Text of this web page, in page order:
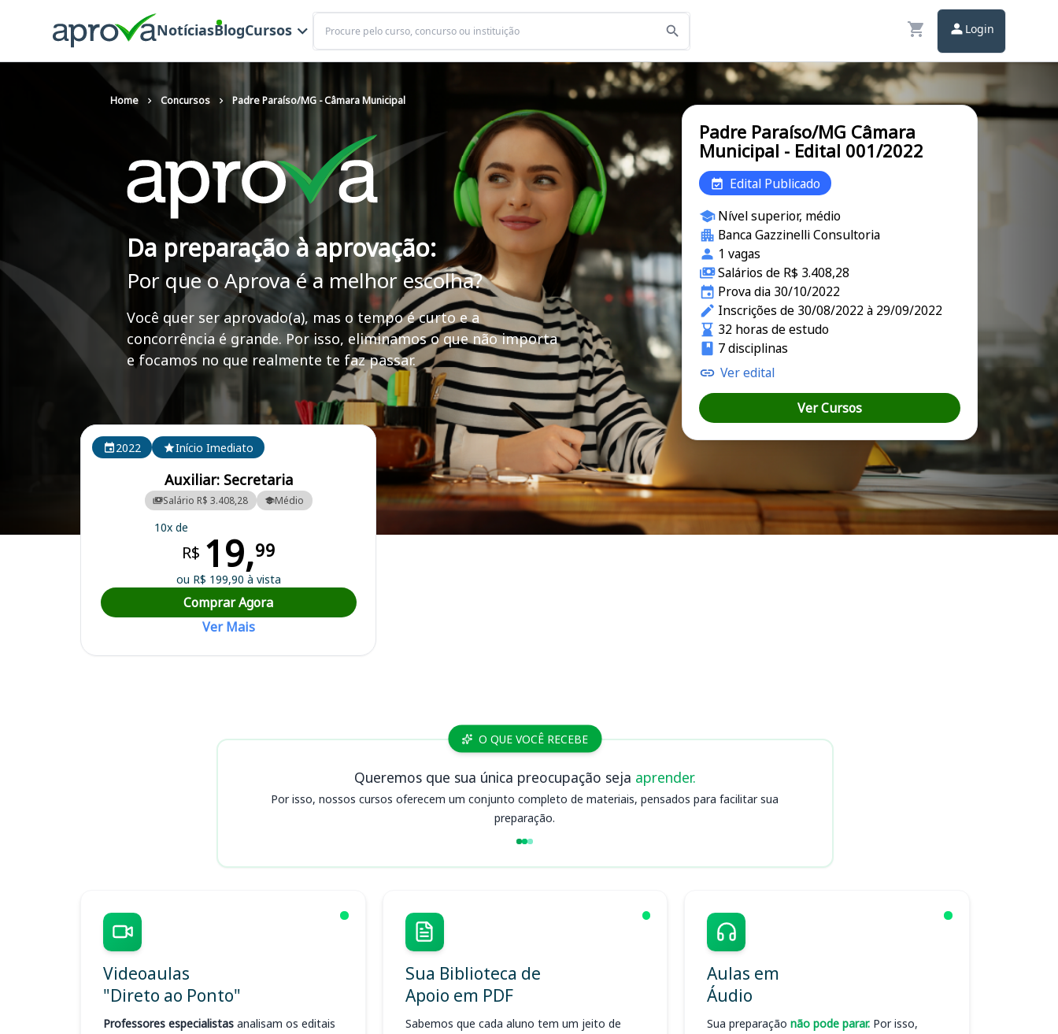
NotíciasBlogCursos
Buscar
Login
Home Concursos Padre Paraíso/MG - Câmara Municipal
Da preparação à aprovação:
Por que o Aprova é a melhor escolha?
Você quer ser aprovado(a), mas o tempo é curto e a
concorrência é grande. Por isso, eliminamos o que não importa
e focamos no que realmente te faz passar.
Curso Preparatório para o Concurso Padre Paraíso/MG - Câmara Municipal
Cursos em destaque para passar no concurso
2022
Início Imediato
Auxiliar: Secretaria
Salário R$ 3.408,28 Médio
10x de
R$ 19,99
ou R$ 199,90 à vista
Comprar Agora
Ver Mais
Padre Paraíso/MG Câmara
Municipal - Edital 001/2022
Edital Publicado
Nível superior, médio
Banca Gazzinelli Consultoria
1 vagas
Salários de R$ 3.408,28
Prova dia 30/10/2022
Inscrições de 30/08/2022 à 29/09/2022
32 horas de estudo
7 disciplinas
Ver edital
Ver Cursos
O QUE VOCÊ RECEBE
Queremos que sua única preocupação seja aprender.
Por isso, nossos cursos oferecem um conjunto completo de materiais, pensados para facilitar sua
preparação.
Videoaulas
"Direto ao Ponto"
Professores especialistas analisam os editais
Sua Biblioteca de
Apoio em PDF
Sabemos que cada aluno tem um jeito de
Aulas em
Áudio
Sua preparação não pode parar. Por isso,